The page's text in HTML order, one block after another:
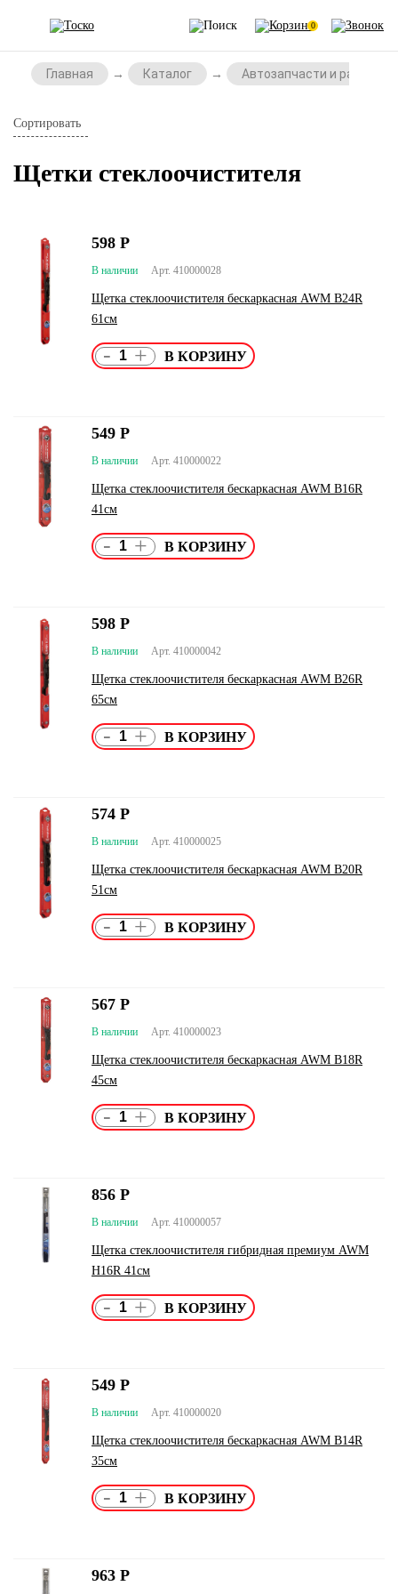
0
Главная Каталог Автозапчасти и
Сортировать
Щетки стеклоочистителя
Арт. 410000028
В наличии
Щетка стеклоочистителя бескаркасная AWM B24R
61см
598 Р
- +
Арт. 410000022
В наличии
Щетка стеклоочистителя бескаркасная AWM B16R
41см
549 Р
- +
Арт. 410000042
В наличии
Щетка стеклоочистителя бескаркасная AWM B26R
65см
598 Р
- +
Арт. 410000025
В наличии
Щетка стеклоочистителя бескаркасная AWM B20R
51см
574 Р
- +
Арт. 410000023
В наличии
Щетка стеклоочистителя бескаркасная AWM B18R
45см
567 Р
- +
Арт. 410000057
В наличии
Щетка стеклоочистителя гибридная премиум AWM
H16R 41см
856 Р
- +
Арт. 410000020
В наличии
Щетка стеклоочистителя бескаркасная AWM B14R
35см
549 Р
- +
963 Р